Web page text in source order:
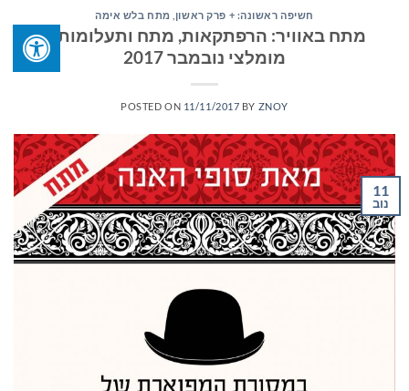
חשיפה ראשונה: + פרק ראשון מתח בלש אימה
מתח באוויר: הרפתקאות, מתח ותעלומות –
מומלצי נובמבר 2017
POSTED ON 11/11/2017 BY ZNOY
11
נוב